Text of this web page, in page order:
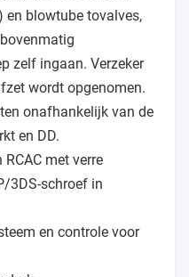
en blowtube tovalves,
zelf ingaan. Verzeker
wordt opgenomen.
onafhankelijk van de
en DD.
met verre
3DS-schroef in
en controle voor